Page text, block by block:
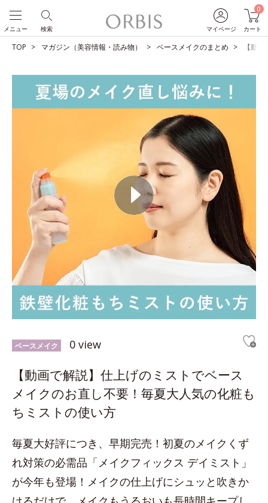
マイページ
0
カート
検索
メニュー
TOP マガジン（美容情報・読み物） ベースメイクのまとめ 【動
ベースメイク 0 view
【動画で解説】仕上げのミストでベース
メイクのお直し不要！毎夏大人気の化粧も
ちミストの使い方
毎夏大好評につき、早期完売！初夏のメイクくず
れ対策の必需品「メイクフィックス デイミスト」
が今年も登場！メイクの仕上げにシュッと吹きか